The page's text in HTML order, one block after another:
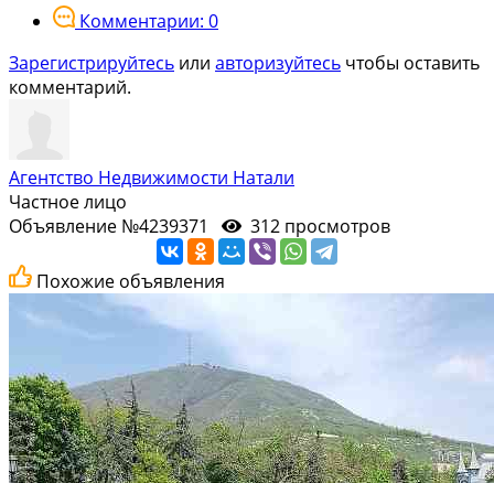
Комментарии: 0
Зарегистрируйтесь или авторизуйтесь чтобы оставить
комментарий.
Агентство Недвижимости Натали
Частное лицо
Объявление №4239371
312 просмотров
Похожие объявления